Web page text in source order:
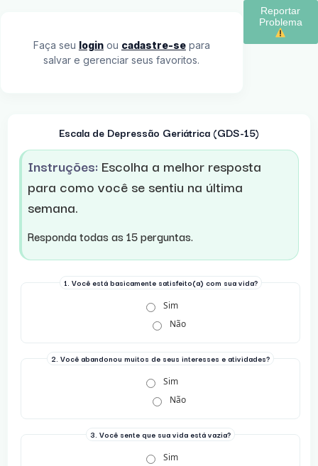
Faça seu loginou cadastre-separa
salvar e gerenciar seus favoritos.
Reportar
Escala de Depressão Geriátrica (GDS-15)
Instruções: Escolha a melhor resposta
para como você se sentiu na última
semana.
Responda todas as 15 perguntas.
1. Você está basicamente satisfeito(a) com sua vida?
Sim
Não
2. Você abandonou muitos de seus interesses e atividades?
Sim
Não
3. Você sente que sua vida está vazia?
Sim